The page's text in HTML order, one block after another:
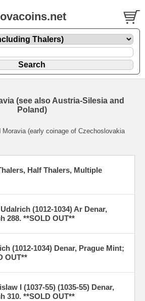
(see also Austria-Silesia and
Poland)
Moravia (early coinage of Czechoslovakia
Half Thalers, Multiple
(1012-1034) Ar Denar,
288. **SOLD OUT**
(1012-1034) Denar, Prague Mint;
OUT**
I (1037-55) (1035-55) Denar,
310. **SOLD OUT**